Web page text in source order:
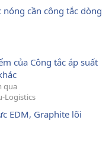
cần công tắc dòng
của Công tắc áp suất
qua
Logistics
EDM, Graphite lõi